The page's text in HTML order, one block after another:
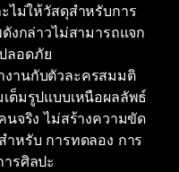
ไม่ให้วัสดุสำหรับการ
งกล่าวไม่สามารถแจก
ลอดภัย
งานกับตัวละครสมมติ
ต็มรูปแบบเหนือผลลัพธ์
นจริง ไม่สร้างความขัด
ำหรับ การทดลอง การ
รศิลปะ